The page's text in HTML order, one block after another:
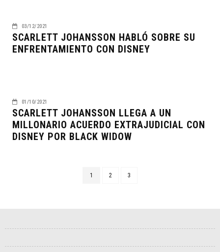
03/12/2021
SCARLETT JOHANSSON HABLÓ SOBRE SU
ENFRENTAMIENTO CON DISNEY
01/10/2021
SCARLETT JOHANSSON LLEGA A UN
MILLONARIO ACUERDO EXTRAJUDICIAL CON
DISNEY POR BLACK WIDOW
1 2 3